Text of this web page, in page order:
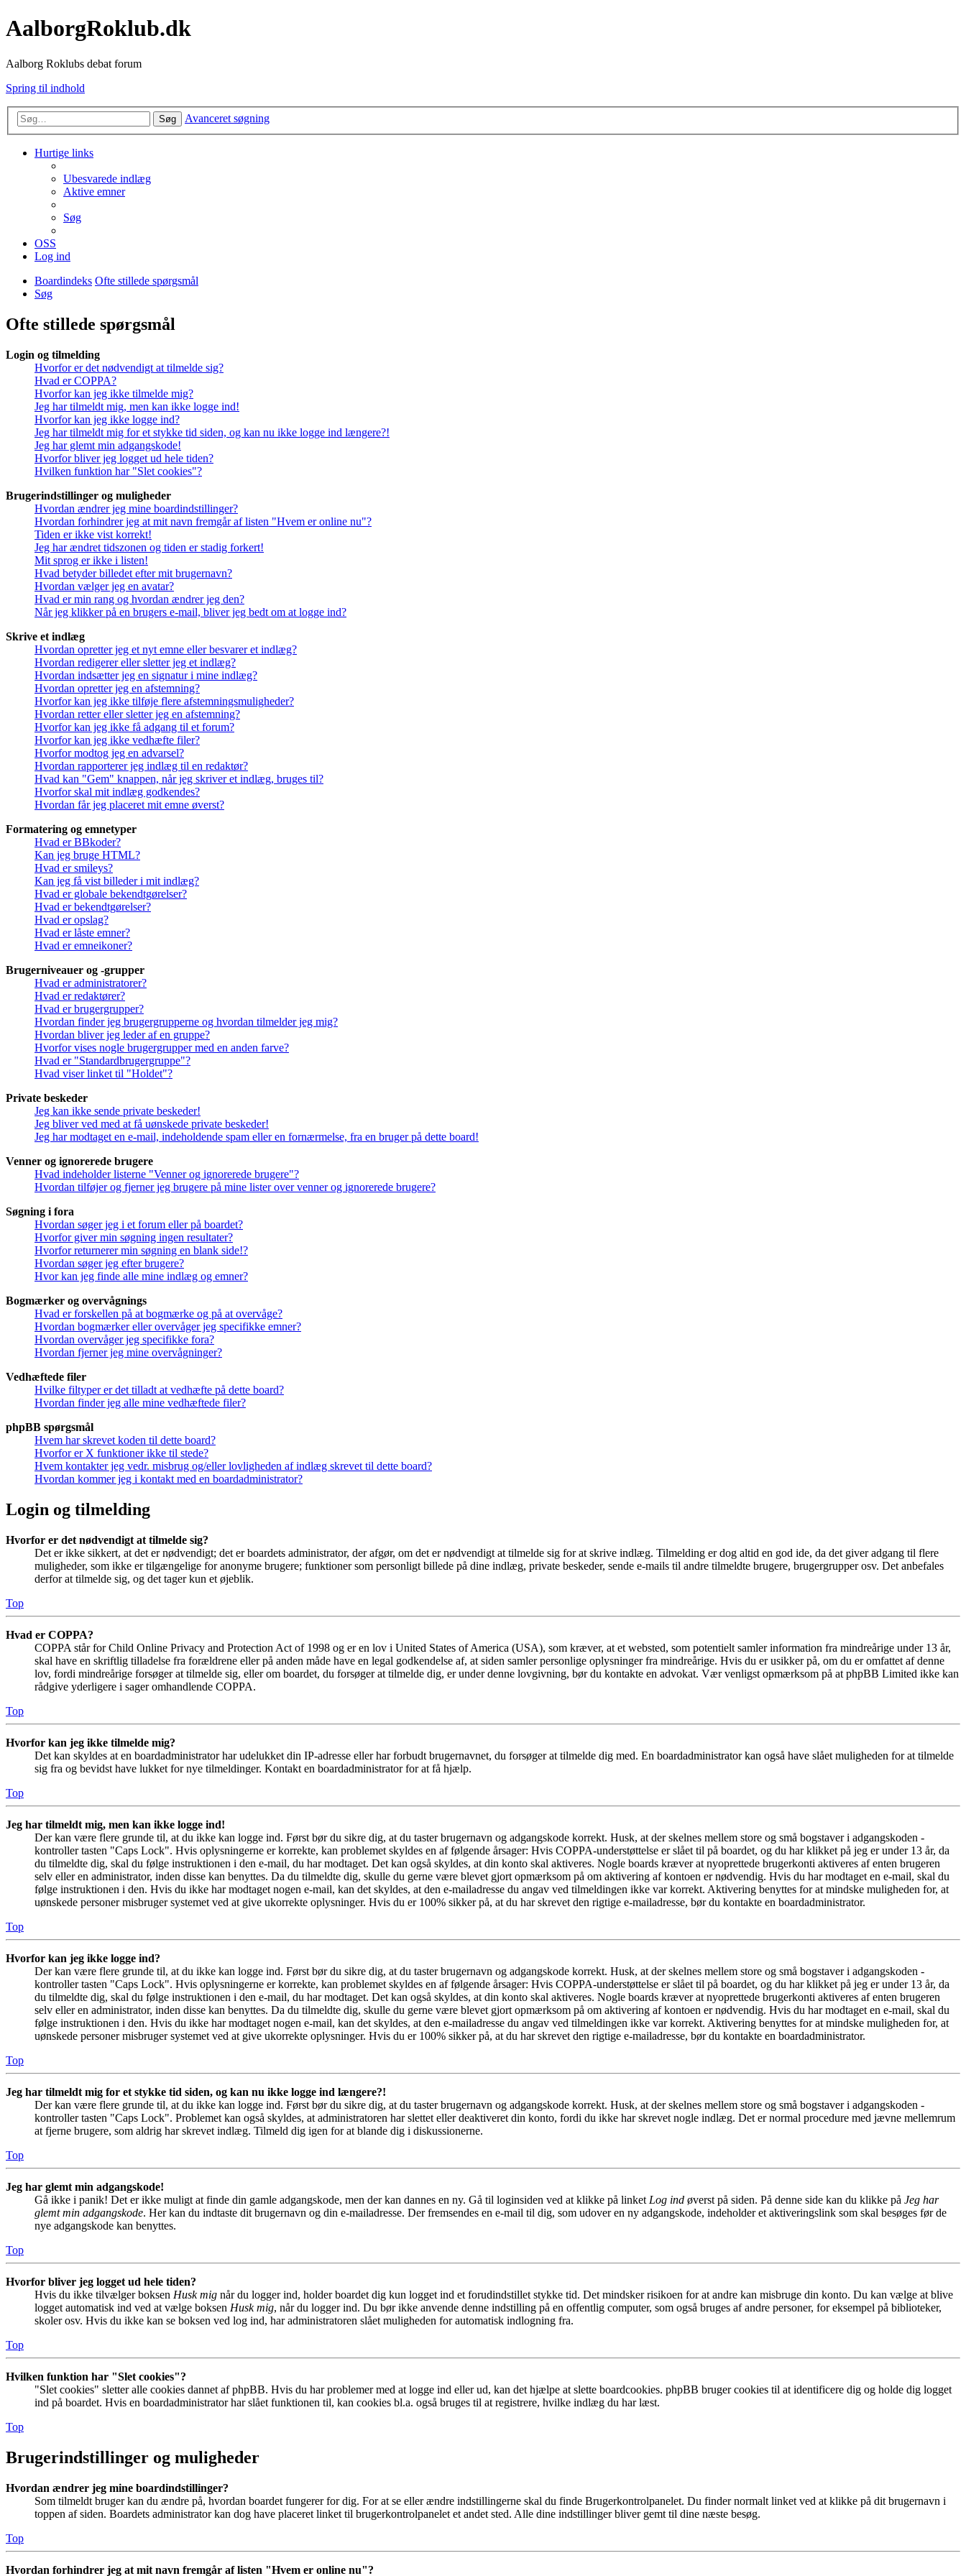
AalborgRoklub.dk
Aalborg Roklubs debat forum
Spring til indhold
Søg Avanceret søgning
Hurtige links
Ubesvarede indlæg
Aktive emner
Søg
OSS
Log ind
Boardindeks Ofte stillede spørgsmål
Søg
Ofte stillede spørgsmål
Login og tilmelding
Hvorfor er det nødvendigt at tilmelde sig?
Hvad er COPPA?
Hvorfor kan jeg ikke tilmelde mig?
Jeg har tilmeldt mig, men kan ikke logge ind!
Hvorfor kan jeg ikke logge ind?
Jeg har tilmeldt mig for et stykke tid siden, og kan nu ikke logge ind længere?!
Jeg har glemt min adgangskode!
Hvorfor bliver jeg logget ud hele tiden?
Hvilken funktion har "Slet cookies"?
Brugerindstillinger og muligheder
Hvordan ændrer jeg mine boardindstillinger?
Hvordan forhindrer jeg at mit navn fremgår af listen "Hvem er online nu"?
Tiden er ikke vist korrekt!
Jeg har ændret tidszonen og tiden er stadig forkert!
Mit sprog er ikke i listen!
Hvad betyder billedet efter mit brugernavn?
Hvordan vælger jeg en avatar?
Hvad er min rang og hvordan ændrer jeg den?
Når jeg klikker på en brugers e-mail, bliver jeg bedt om at logge ind?
Skrive et indlæg
Hvordan opretter jeg et nyt emne eller besvarer et indlæg?
Hvordan redigerer eller sletter jeg et indlæg?
Hvordan indsætter jeg en signatur i mine indlæg?
Hvordan opretter jeg en afstemning?
Hvorfor kan jeg ikke tilføje flere afstemningsmuligheder?
Hvordan retter eller sletter jeg en afstemning?
Hvorfor kan jeg ikke få adgang til et forum?
Hvorfor kan jeg ikke vedhæfte filer?
Hvorfor modtog jeg en advarsel?
Hvordan rapporterer jeg indlæg til en redaktør?
Hvad kan "Gem" knappen, når jeg skriver et indlæg, bruges til?
Hvorfor skal mit indlæg godkendes?
Hvordan får jeg placeret mit emne øverst?
Formatering og emnetyper
Hvad er BBkoder?
Kan jeg bruge HTML?
Hvad er smileys?
Kan jeg få vist billeder i mit indlæg?
Hvad er globale bekendtgørelser?
Hvad er bekendtgørelser?
Hvad er opslag?
Hvad er låste emner?
Hvad er emneikoner?
Brugerniveauer og -grupper
Hvad er administratorer?
Hvad er redaktører?
Hvad er brugergrupper?
Hvordan finder jeg brugergrupperne og hvordan tilmelder jeg mig?
Hvordan bliver jeg leder af en gruppe?
Hvorfor vises nogle brugergrupper med en anden farve?
Hvad er "Standardbrugergruppe"?
Hvad viser linket til "Holdet"?
Private beskeder
Jeg kan ikke sende private beskeder!
Jeg bliver ved med at få uønskede private beskeder!
Jeg har modtaget en e-mail, indeholdende spam eller en fornærmelse, fra en bruger på dette board!
Venner og ignorerede brugere
Hvad indeholder listerne "Venner og ignorerede brugere"?
Hvordan tilføjer og fjerner jeg brugere på mine lister over venner og ignorerede brugere?
Søgning i fora
Hvordan søger jeg i et forum eller på boardet?
Hvorfor giver min søgning ingen resultater?
Hvorfor returnerer min søgning en blank side!?
Hvordan søger jeg efter brugere?
Hvor kan jeg finde alle mine indlæg og emner?
Bogmærker og overvågnings
Hvad er forskellen på at bogmærke og på at overvåge?
Hvordan bogmærker eller overvåger jeg specifikke emner?
Hvordan overvåger jeg specifikke fora?
Hvordan fjerner jeg mine overvågninger?
Vedhæftede filer
Hvilke filtyper er det tilladt at vedhæfte på dette board?
Hvordan finder jeg alle mine vedhæftede filer?
phpBB spørgsmål
Hvem har skrevet koden til dette board?
Hvorfor er X funktioner ikke til stede?
Hvem kontakter jeg vedr. misbrug og/eller lovligheden af indlæg skrevet til dette board?
Hvordan kommer jeg i kontakt med en boardadministrator?
Login og tilmelding
Hvorfor er det nødvendigt at tilmelde sig?
Det er ikke sikkert, at det er nødvendigt; det er boardets administrator, der afgør, om det er nødvendigt at tilmelde sig for at skrive indlæg. Tilmelding er dog altid en god ide, da det giver adgang til flere
muligheder, som ikke er tilgængelige for anonyme brugere; funktioner som personligt billede på dine indlæg, private beskeder, sende e-mails til andre tilmeldte brugere, brugergrupper osv. Det anbefales
derfor at tilmelde sig, og det tager kun et øjeblik.
Top
Hvad er COPPA?
COPPA står for Child Online Privacy and Protection Act of 1998 og er en lov i United States of America (USA), som kræver, at et websted, som potentielt samler information fra mindreårige under 13 år,
skal have en skriftlig tilladelse fra forældrene eller på anden måde have en legal godkendelse af, at siden samler personlige oplysninger fra mindreårige. Hvis du er usikker på, om du er omfattet af denne
lov, fordi mindreårige forsøger at tilmelde sig, eller om boardet, du forsøger at tilmelde dig, er under denne lovgivning, bør du kontakte en advokat. Vær venligst opmærksom på at phpBB Limited ikke kan
rådgive yderligere i sager omhandlende COPPA.
Top
Hvorfor kan jeg ikke tilmelde mig?
Det kan skyldes at en boardadministrator har udelukket din IP-adresse eller har forbudt brugernavnet, du forsøger at tilmelde dig med. En boardadministrator kan også have slået muligheden for at tilmelde
sig fra og bevidst have lukket for nye tilmeldinger. Kontakt en boardadministrator for at få hjælp.
Top
Jeg har tilmeldt mig, men kan ikke logge ind!
Der kan være flere grunde til, at du ikke kan logge ind. Først bør du sikre dig, at du taster brugernavn og adgangskode korrekt. Husk, at der skelnes mellem store og små bogstaver i adgangskoden -
kontroller tasten "Caps Lock". Hvis oplysningerne er korrekte, kan problemet skyldes en af følgende årsager: Hvis COPPA-understøttelse er slået til på boardet, og du har klikket på jeg er under 13 år, da
du tilmeldte dig, skal du følge instruktionen i den e-mail, du har modtaget. Det kan også skyldes, at din konto skal aktiveres. Nogle boards kræver at nyoprettede brugerkonti aktiveres af enten brugeren
selv eller en administrator, inden disse kan benyttes. Da du tilmeldte dig, skulle du gerne være blevet gjort opmærksom på om aktivering af kontoen er nødvendig. Hvis du har modtaget en e-mail, skal du
følge instruktionen i den. Hvis du ikke har modtaget nogen e-mail, kan det skyldes, at den e-mailadresse du angav ved tilmeldingen ikke var korrekt. Aktivering benyttes for at mindske muligheden for, at
uønskede personer misbruger systemet ved at give ukorrekte oplysninger. Hvis du er 100% sikker på, at du har skrevet den rigtige e-mailadresse, bør du kontakte en boardadministrator.
Top
Hvorfor kan jeg ikke logge ind?
Der kan være flere grunde til, at du ikke kan logge ind. Først bør du sikre dig, at du taster brugernavn og adgangskode korrekt. Husk, at der skelnes mellem store og små bogstaver i adgangskoden -
kontroller tasten "Caps Lock". Hvis oplysningerne er korrekte, kan problemet skyldes en af følgende årsager: Hvis COPPA-understøttelse er slået til på boardet, og du har klikket på jeg er under 13 år, da
du tilmeldte dig, skal du følge instruktionen i den e-mail, du har modtaget. Det kan også skyldes, at din konto skal aktiveres. Nogle boards kræver at nyoprettede brugerkonti aktiveres af enten brugeren
selv eller en administrator, inden disse kan benyttes. Da du tilmeldte dig, skulle du gerne være blevet gjort opmærksom på om aktivering af kontoen er nødvendig. Hvis du har modtaget en e-mail, skal du
følge instruktionen i den. Hvis du ikke har modtaget nogen e-mail, kan det skyldes, at den e-mailadresse du angav ved tilmeldingen ikke var korrekt. Aktivering benyttes for at mindske muligheden for, at
uønskede personer misbruger systemet ved at give ukorrekte oplysninger. Hvis du er 100% sikker på, at du har skrevet den rigtige e-mailadresse, bør du kontakte en boardadministrator.
Top
Jeg har tilmeldt mig for et stykke tid siden, og kan nu ikke logge ind længere?!
Der kan være flere grunde til, at du ikke kan logge ind. Først bør du sikre dig, at du taster brugernavn og adgangskode korrekt. Husk, at der skelnes mellem store og små bogstaver i adgangskoden -
kontroller tasten "Caps Lock". Problemet kan også skyldes, at administratoren har slettet eller deaktiveret din konto, fordi du ikke har skrevet nogle indlæg. Det er normal procedure med jævne mellemrum
at fjerne brugere, som aldrig har skrevet indlæg. Tilmeld dig igen for at blande dig i diskussionerne.
Top
Jeg har glemt min adgangskode!
Gå ikke i panik! Det er ikke muligt at finde din gamle adgangskode, men der kan dannes en ny. Gå til loginsiden ved at klikke på linket Log ind øverst på siden. På denne side kan du klikke på Jeg har
glemt min adgangskode. Her kan du indtaste dit brugernavn og din e-mailadresse. Der fremsendes en e-mail til dig, som udover en ny adgangskode, indeholder et aktiveringslink som skal besøges før de
nye adgangskode kan benyttes.
Top
Hvorfor bliver jeg logget ud hele tiden?
Hvis du ikke tilvælger boksen Husk mig når du logger ind, holder boardet dig kun logget ind et forudindstillet stykke tid. Det mindsker risikoen for at andre kan misbruge din konto. Du kan vælge at blive
logget automatisk ind ved at vælge boksen Husk mig, når du logger ind. Du bør ikke anvende denne indstilling på en offentlig computer, som også bruges af andre personer, for eksempel på biblioteker,
skoler osv. Hvis du ikke kan se boksen ved log ind, har administratoren slået muligheden for automatisk indlogning fra.
Top
Hvilken funktion har "Slet cookies"?
"Slet cookies" sletter alle cookies dannet af phpBB. Hvis du har problemer med at logge ind eller ud, kan det hjælpe at slette boardcookies. phpBB bruger cookies til at identificere dig og holde dig logget
ind på boardet. Hvis en boardadministrator har slået funktionen til, kan cookies bl.a. også bruges til at registrere, hvilke indlæg du har læst.
Top
Brugerindstillinger og muligheder
Hvordan ændrer jeg mine boardindstillinger?
Som tilmeldt bruger kan du ændre på, hvordan boardet fungerer for dig. For at se eller ændre indstillingerne skal du finde Brugerkontrolpanelet. Du finder normalt linket ved at klikke på dit brugernavn i
toppen af siden. Boardets administrator kan dog have placeret linket til brugerkontrolpanelet et andet sted. Alle dine indstillinger bliver gemt til dine næste besøg.
Top
Hvordan forhindrer jeg at mit navn fremgår af listen "Hvem er online nu"?